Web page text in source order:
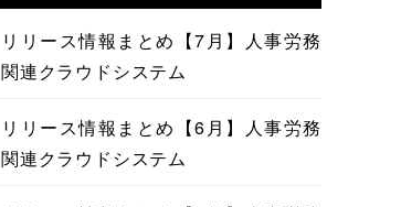
リリース情報まとめ【7月】人事労務
関連クラウドシステム
リリース情報まとめ【6月】人事労務
関連クラウドシステム